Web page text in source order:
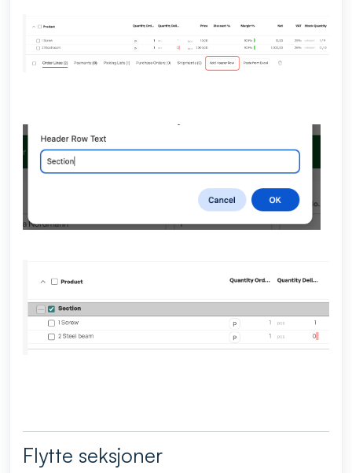
Flytte seksjoner